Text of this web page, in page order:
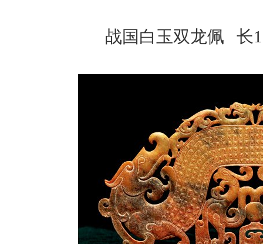
战国白玉双龙佩 长